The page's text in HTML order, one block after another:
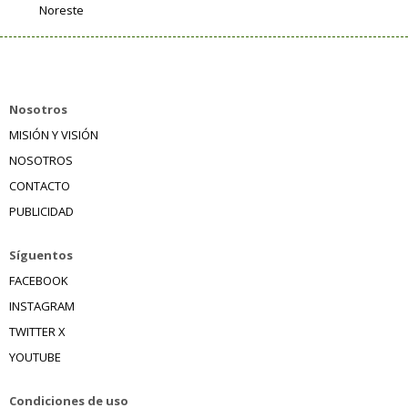
Noreste
Nosotros
MISIÓN Y VISIÓN
NOSOTROS
CONTACTO
PUBLICIDAD
Síguentos
FACEBOOK
INSTAGRAM
TWITTER X
YOUTUBE
Condiciones de uso